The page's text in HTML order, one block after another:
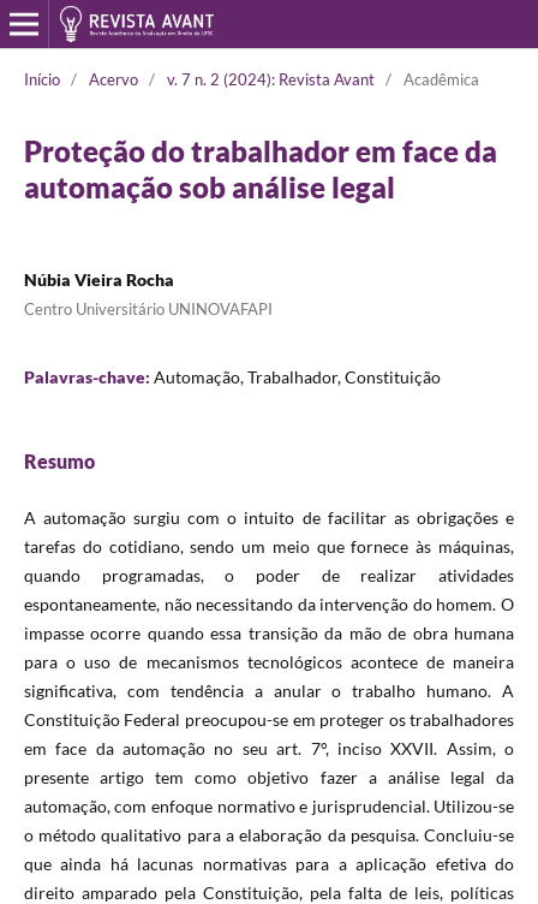
Início / Acervo / v. 7 n. 2 (2024): Revista Avant / Acadêmica
Proteção do trabalhador em face da
automação sob análise legal
Núbia Vieira Rocha
Centro Universitário UNINOVAFAPI
Palavras-chave: Automação, Trabalhador, Constituição
Resumo
A automação surgiu com o intuito de facilitar as obrigações e
tarefas do cotidiano, sendo um meio que fornece às máquinas,
quando programadas, o poder de realizar atividades
espontaneamente, não necessitando da intervenção do homem. O
impasse ocorre quando essa transição da mão de obra humana
para o uso de mecanismos tecnológicos acontece de maneira
significativa, com tendência a anular o trabalho humano. A
Constituição Federal preocupou-se em proteger os trabalhadores
em face da automação no seu art. 7°, inciso XXVII. Assim, o
presente artigo tem como objetivo fazer a análise legal da
automação, com enfoque normativo e jurisprudencial. Utilizou-se
o método qualitativo para a elaboração da pesquisa. Concluiu-se
que ainda há lacunas normativas para a aplicação efetiva do
direito amparado pela Constituição, pela falta de leis, políticas